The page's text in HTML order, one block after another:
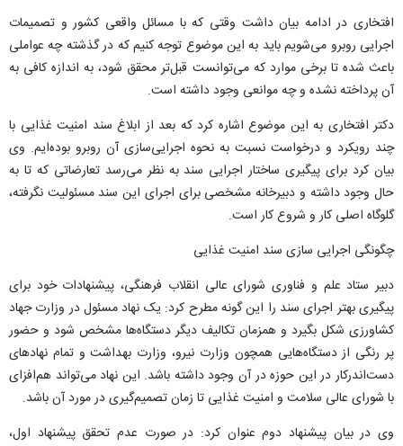
افتخاری در ادامه بیان داشت وقتی که با مسائل واقعی کشور و تصمیمات
اجرایی روبرو می‌شویم باید به این موضوع توجه کنیم که در گذشته چه عواملی
باعث شده تا برخی موارد که می‌توانست قبل‌تر محقق شود، به اندازه کافی به
آن پرداخته نشده و چه موانعی وجود داشته است.
دکتر افتخاری به این موضوع اشاره کرد که بعد از ابلاغ سند امنیت غذایی با
چند رویکرد و درخواست نسبت به نحوه اجرایی‌سازی آن روبرو بوده‌ایم. وی
بیان کرد برای پیگیری ساختار اجرایی سند به نظر می‌رسد تعارضاتی که تا به
حال وجود داشته و دبیرخانه مشخصی برای اجرای این سند مسئولیت نگرفته،
گلوگاه اصلی کار و شروع کار است.
چگونگی اجرایی سازی سند امنیت غذایی
دبیر ستاد علم و فناوری شورای عالی انقلاب فرهنگی، پیشنهادات خود برای
پیگیری بهتر اجرای سند را این گونه مطرح کرد: یک نهاد مسئول در وزارت جهاد
کشاورزی شکل بگیرد و همزمان تکالیف دیگر دستگاه‌ها مشخص شود و حضور
پر رنگی از دستگاه‌هایی همچون وزارت نیرو، وزارت بهداشت و تمام نهادهای
دست‌اندرکار در این حوزه در آن وجود داشته باشد. این نهاد می‌تواند هم‌افزای
با شورای عالی سلامت و امنیت غذایی تا زمان تصمیم‌گیری در مورد آن باشد.
وی در بیان پیشنهاد دوم عنوان کرد: در صورت عدم تحقق پیشنهاد اول،